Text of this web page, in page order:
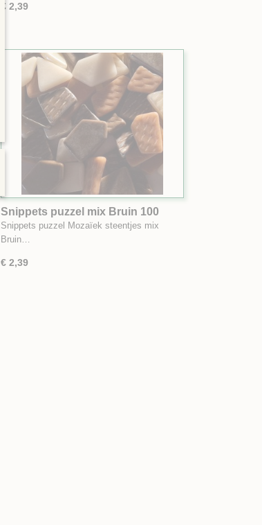
€ 2,39
Snippets puzzel mix Bruin 100
gram
Snippets puzzel Mozaïek steentjes mix
Bruin…
€ 2,39